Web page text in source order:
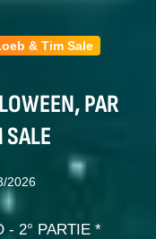
& Tim Sale
PAR
SALE
2026
- 2° PARTIE *